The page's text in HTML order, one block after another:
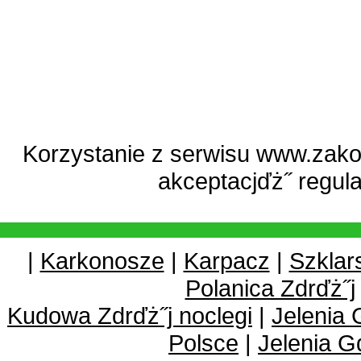
Korzystanie z serwisu
akceptacjďż˝
| Karkonosze | Karpacz |
Polanica Zdrďż˝j
Kudowa Zdrďż˝j noclegi | Jelenia
Polsce | Jelenia